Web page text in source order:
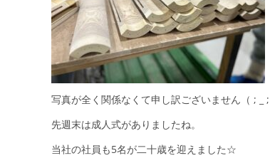
写真が全く関係なくて申し訳ございません（ ; _ ;
先週末は成人式がありましたね。
当社の社員も5名が二十歳を迎えました☆